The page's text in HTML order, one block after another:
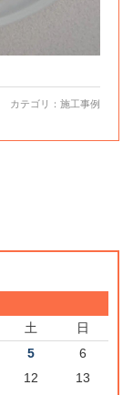
カテゴリ： 施工事例
土 日
5
6
12
13